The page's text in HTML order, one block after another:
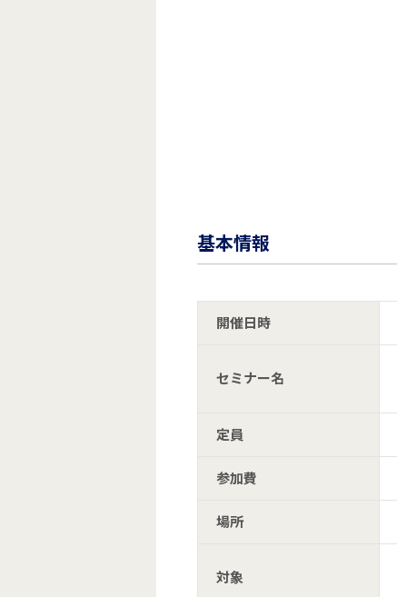
基本情報
開催日時
セミナー名
定員
参加費
場所
対象